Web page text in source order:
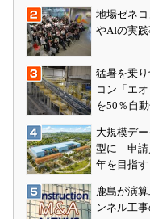
地場ゼネ
やAIの実
猛暑を乗
コン「エ
を50％自
大規模デ
型に 申請
年を目指す
鹿島が演
ンネル工